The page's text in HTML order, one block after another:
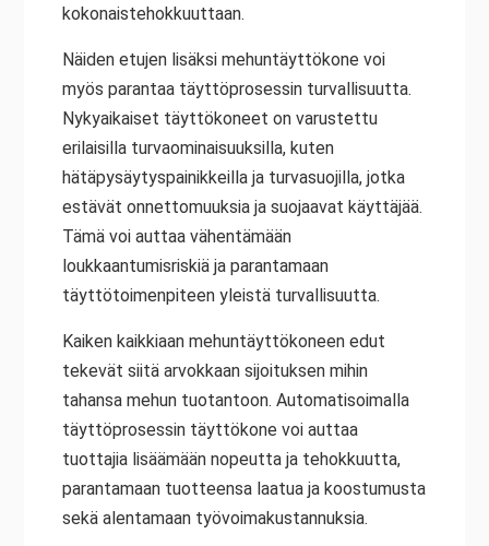
kokonaistehokkuuttaan.
Näiden etujen lisäksi mehuntäyttökone voi
myös parantaa täyttöprosessin turvallisuutta.
Nykyaikaiset täyttökoneet on varustettu
erilaisilla turvaominaisuuksilla, kuten
hätäpysäytyspainikkeilla ja turvasuojilla, jotka
estävät onnettomuuksia ja suojaavat käyttäjää.
Tämä voi auttaa vähentämään
loukkaantumisriskiä ja parantamaan
täyttötoimenpiteen yleistä turvallisuutta.
Kaiken kaikkiaan mehuntäyttökoneen edut
tekevät siitä arvokkaan sijoituksen mihin
tahansa mehun tuotantoon. Automatisoimalla
täyttöprosessin täyttökone voi auttaa
tuottajia lisäämään nopeutta ja tehokkuutta,
parantamaan tuotteensa laatua ja koostumusta
sekä alentamaan työvoimakustannuksia.